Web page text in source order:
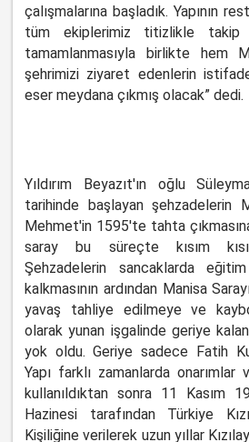
çalışmalarına başladık. Yapının
tüm ekiplerimiz titizlikle takip
tamamlanmasıyla birlikte hem
şehrimizi ziyaret edenlerin
eser meydana çıkmış olacak” dedi.
Yıldırım Beyazıt'ın oğlu
tarihinde başlayan şehzadelerin
Mehmet'in 1595'te tahta
saray bu süreçte kısım
Şehzadelerin sancaklarda
kalkmasının ardından Manisa
yavaş tahliye edilmeye ve
olarak yunan işgalinde geriye
yok oldu. Geriye sadece Fatih
Yapı farklı zamanlarda
kullanıldıktan sonra 11 Kasım
Hazinesi tarafından Türkiye
Kişiliğine verilerek uzun yıllar